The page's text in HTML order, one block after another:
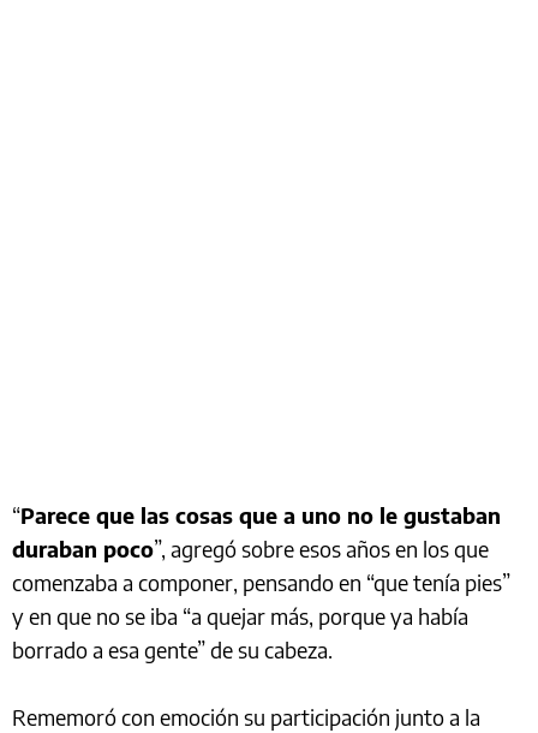
“Parece que las cosas que a uno no le gustaban
duraban poco”, agregó sobre esos años en los que
comenzaba a componer, pensando en “que tenía pies”
y en que no se iba “a quejar más, porque ya había
borrado a esa gente” de su cabeza.
Rememoró con emoción su participación junto a la